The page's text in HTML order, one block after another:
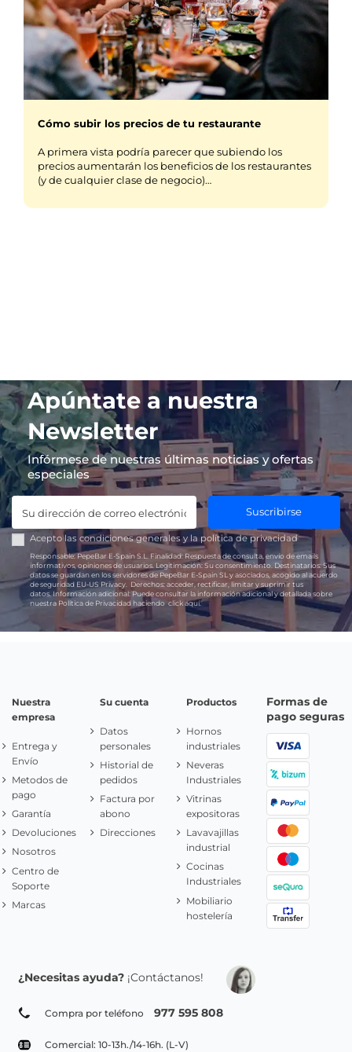
Cómo subir los precios de tu restaurante
A primera vista podría parecer que subiendo los
precios aumentarán los beneficios de los restaurantes
(y de cualquier clase de negocio)…
Apúntate a nuestra
Newsletter
Infórmese de nuestras últimas noticias y ofertas
especiales
Suscribirse
Acepto las condiciones generales y lapolítica de privacidad
Responsable:PepeBar E-Spain S.L. Finalidad: Respuesta de consulta, envío de emails
informativos, opiniones de usuarios. Legitimación: Su consentimiento. Destinatarios:Sus
datos se guardan en los servidores de PepeBar E-Spain SL y asociados, acogido al acuerdo
de seguridad EU-US Privacy.
Derechos: acceder, rectificar, limitar y suprimir tus
datos.Información adicional:Puede consultar la información adicional y detallada sobre
nuestra Política de Privacidad haciendoclick aquí.
Nuestra
empresa
Entrega y
Envío
Metodos de
pago
Garantía
Devoluciones
Nosotros
Centro de
Soporte
Marcas
Su cuenta
Datos
personales
Historial de
pedidos
Factura por
abono
Direcciones
Productos
Hornos
industriales
Neveras
Industriales
Vitrinas
expositoras
Lavavajillas
industrial
Cocinas
Industriales
Mobiliario
hostelería
Formas de
pago seguras
¿Necesitas ayuda? ¡Contáctanos!
Compra por teléfono 977 595 808
Comercial: 10-13h./14-16h. (L-V)